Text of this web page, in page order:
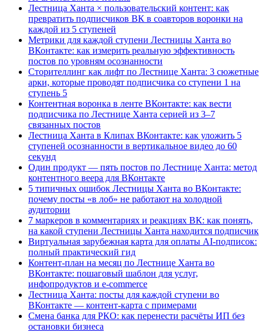
Лестница Ханта × пользовательский контент: как
превратить подписчиков ВК в соавторов воронки на
каждой из 5 ступеней
Метрики для каждой ступени Лестницы Ханта во
ВКонтакте: как измерить реальную эффективность
постов по уровням осознанности
Сторителлинг как лифт по Лестнице Ханта: 3 сюжетные
арки, которые проводят подписчика со ступени 1 на
ступень 5
Контентная воронка в ленте ВКонтакте: как вести
подписчика по Лестнице Ханта серией из 3–7
связанных постов
Лестница Ханта в Клипах ВКонтакте: как уложить 5
ступеней осознанности в вертикальное видео до 60
секунд
Один продукт — пять постов по Лестнице Ханта: метод
контентного веера для ВКонтакте
5 типичных ошибок Лестницы Ханта во ВКонтакте:
почему посты «в лоб» не работают на холодной
аудитории
7 маркеров в комментариях и реакциях ВК: как понять,
на какой ступени Лестницы Ханта находится подписчик
Виртуальная зарубежная карта для оплаты AI-подписок:
полный практический гид
Контент-план на месяц по Лестнице Ханта во
ВКонтакте: пошаговый шаблон для услуг,
инфопродуктов и e-commerce
Лестница Ханта: посты для каждой ступени во
ВКонтакте — контент-карта с примерами
Смена банка для РКО: как перенести расчёты ИП без
остановки бизнеса